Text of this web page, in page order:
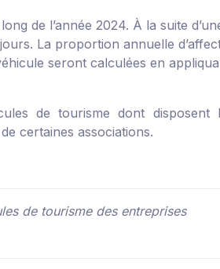
de l’année 2024. À la suite
La proportion annuelle
seront calculées en
de tourisme dont disposent
certaines associations.
de tourisme des entreprises